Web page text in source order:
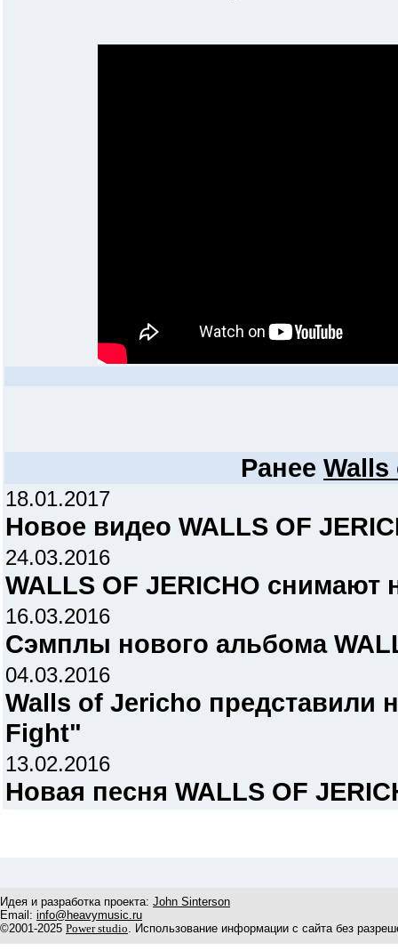
Ранее
18.01.2017
Новое видео WALLS OF
24.03.2016
WALLS OF JERICHO снимают
16.03.2016
Сэмплы нового альбома
04.03.2016
Walls of Jericho представили
Fight"
13.02.2016
Новая песня WALLS OF
Идея и разработка проекта: John Sinterson
Email: info@heavymusic.ru
©2001-2025 Power studio. Использование информации с сайта без